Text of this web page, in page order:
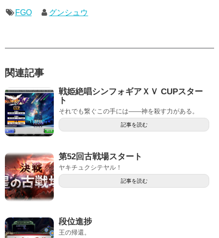
FGO グンシュウ
関連記事
戦姫絶唱シンフォギアＸＶ CUPスター
ト
それでも繋ぐこの手には――神を殺す力がある。
記事を読む
第52回古戦場スタート
ヤキチュクシテヤル！
記事を読む
段位進捗
王の帰還。